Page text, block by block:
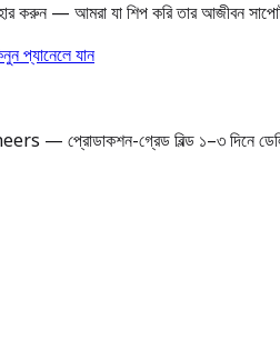
করুন — আমরা যা শিপ করি তার আজীবন
প্যানেলে যান
গ্রেড বিল্ড ১–৩ দিনে